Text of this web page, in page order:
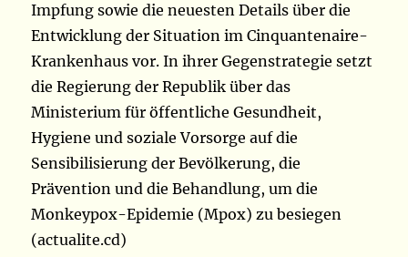
Impfung sowie die neuesten Details über die
Entwicklung der Situation im Cinquantenaire-
Krankenhaus vor. In ihrer Gegenstrategie setzt
die Regierung der Republik über das
Ministerium für öffentliche Gesundheit,
Hygiene und soziale Vorsorge auf die
Sensibilisierung der Bevölkerung, die
Prävention und die Behandlung, um die
Monkeypox-Epidemie (Mpox) zu besiegen
(actualite.cd)